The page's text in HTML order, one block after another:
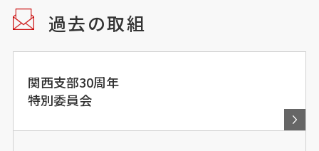
過去の取組
関西支部30周年
特別委員会